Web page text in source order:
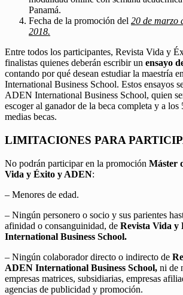
Panamá.
Fecha de la promoción del 20 de marzo
2018.
Entre todos los participantes, Revista Vida y
finalistas quienes deberán escribir un ensayo
contando por qué desean estudiar la maestría
International Business School. Estos ensayos
ADEN International Business School, quien
escoger al ganador de la beca completa y a los
medias becas.
LIMITACIONES PARA
No podrán participar en la promoción Máster
Vida y Éxito y ADEN:
– Menores de edad.
– Ningún personero o socio y sus parientes
afinidad o consanguinidad, de Revista Vida y
International Business School.
– Ningún colaborador directo o indirecto de
ADEN International Business School, ni de
empresas matrices, subsidiarias, empresas
agencias de publicidad y promoción.